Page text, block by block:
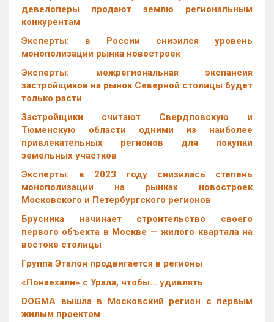
девелоперы продают землю региональным
конкурентам
Эксперты: в России снизился уровень
монополизации рынка новостроек
Эксперты: межрегиональная экспансия
застройщиков на рынок Северной столицы будет
только расти
Застройщики считают Свердловскую и
Тюменскую области одними из наиболее
привлекательных регионов для покупки
земельных участков
Эксперты: в 2023 году снизилась степень
монополизации на рынках новостроек
Московского и Петербургского регионов
Брусника начинает строительство своего
первого объекта в Москве — жилого квартала на
востоке столицы
Группа Эталон продвигается в регионы
«Понаехали» с Урала, чтобы… удивлять
DOGMA вышла в Московский регион с первым
жилым проектом